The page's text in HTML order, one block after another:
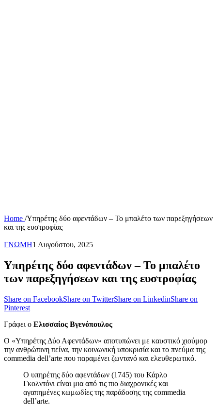
Home /Υπηρέτης δύο αφεντάδων – Το μπαλέτο των παρεξηγήσεων
και της ευστροφίας
ΓΝΩΜΗ1 Αυγούστου, 2025
Υπηρέτης δύο αφεντάδων – Το μπαλέτο
των παρεξηγήσεων και της ευστροφίας
Share on FacebookShare on TwitterShare on LinkedinShare on
Pinterest
Γράφει ο Ελισσαίος Βγενόπουλος
Ο «Υπηρέτης Δύο Αφεντάδων» αποτυπώνει με καυστικό χιούμορ
την ανθρώπινη πείνα, την κοινωνική υποκρισία και το πνεύμα της
commedia dell’arte που παραμένει ζωντανό και ελευθερωτικό.
Ο υπηρέτης δύο αφεντάδων (1745) του Κάρλο
Γκολντόνι είναι μια από τις πιο διαχρονικές και
αγαπημένες κωμωδίες της παράδοσης της commedia
dell’arte.